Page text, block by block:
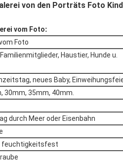
von den Porträts Foto
vom Foto:
Foto
Haustier, Hunde u.
neues Baby,
30mm, 35mm, 40mm.
durch Meer oder Eisenbahn
feuchtigkeitsfest